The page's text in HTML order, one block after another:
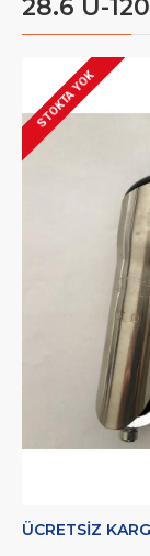
28.6 U-
STOKTA YOK
ÜCRETSIZ